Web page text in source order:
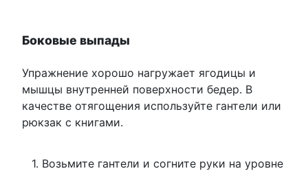
Боковые выпады
Упражнение хорошо нагружает ягодицы и
мышцы внутренней поверхности бедер. В
качестве отягощения используйте гантели или
рюкзак с книгами.
Возьмите гантели и согните руки на уровне